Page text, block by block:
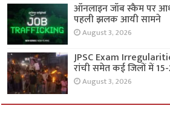
ऑनलाइन जॉब स्कैम पर
पहली झलक आयी सामने
August 3, 2026
JPSC Exam
रांची समेत कई जिलों में 15-
August 3, 2026